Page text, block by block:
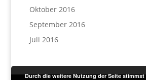
Oktober 2016
September 2016
Juli 2016
Durch die weitere Nutzung der Seite